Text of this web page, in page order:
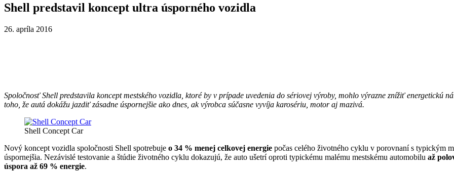
Shell predstavil koncept ultra úsporného vozidla
26. apríla 2016
Spoločnosť Shell predstavila koncept mestského vozidla, ktoré by v prípade uvedenia do sériovej výroby, mohlo výrazne znížiť energetickú
toho, že autá dokážu jazdiť zásadne úspornejšie ako dnes, ak výrobca súčasne vyvíja karosériu, motor aj mazivá.
Shell Concept Car
Nový koncept vozidla spoločnosti Shell spotrebuje o 34 % menej celkovej energie počas celého životného cyklu v porovnaní s typickým
úspornejšia. Nezávislé testovanie a štúdie životného cyklu dokazujú, že auto ušetrí oproti typickému malému mestskému automobilu až
úspora až 69 % energie.